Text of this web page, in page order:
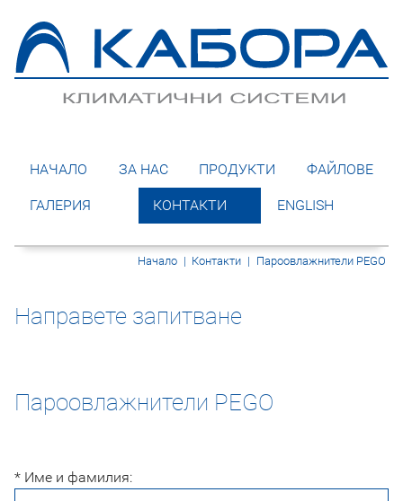
НАЧАЛО ЗА НАС ПРОДУКТИ ФАЙЛОВЕ
ГАЛЕРИЯ КОНТАКТИ ENGLISH
Начало | Контакти | Пароовлажнители PEGO
Направете запитване
Пароовлажнители PEGO
* Име и фамилия: